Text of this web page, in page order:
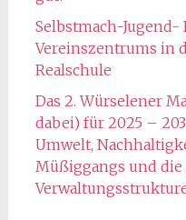
Selbstmach-
Vereinszentrums in
Realschule
Das 2. Würselener
dabei) für 2025 –
Umwelt,
Müßiggangs und die